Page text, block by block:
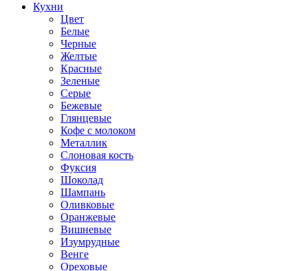
Кухни
Цвет
Белые
Черные
Желтые
Красные
Зеленые
Серые
Бежевые
Глянцевые
Кофе с молоком
Металлик
Слоновая кость
Фуксия
Шоколад
Шампань
Оливковые
Оранжевые
Вишневые
Изумрудные
Венге
Ореховые